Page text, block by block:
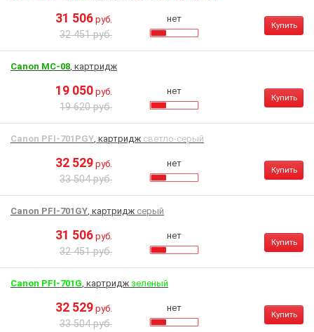
31 506 руб.
32 451 руб.
нет
Купить
Canon MC-08, картридж
19 050 руб.
19 620 руб.
нет
Купить
Canon PFI-701PGY, картридж светло-серый
32 529 руб.
33 504 руб.
нет
Купить
Canon PFI-701GY, картридж серый
31 506 руб.
32 451 руб.
нет
Купить
Canon PFI-701G, картридж зеленый
32 529 руб.
33 504 руб.
нет
Купить